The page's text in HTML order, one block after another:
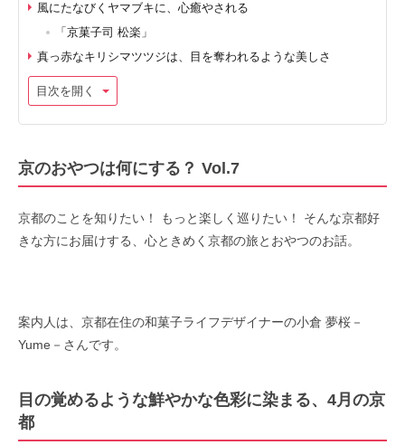
風にたなびくヤマブキに、心癒やされる
「京菓子司 松楽」
真っ赤なキリシマツツジは、目を奪われるような美しさ
目次を開く
京のおやつは何にする？ Vol.7
京都のことを知りたい！ もっと楽しく巡りたい！ そんな京都好
きな方にお届けする、心ときめく京都の旅とおやつのお話。
案内人は、京都在住の和菓子ライフデザイナーの小倉 夢桜－
Yume－さんです。
目の覚めるような鮮やかな色彩に染まる、4月の京
都